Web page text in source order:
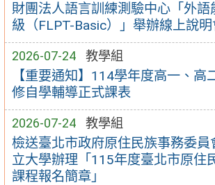
財團法人語言訓練測驗中心「外
級（FLPT-Basic）」舉辦線上說明
2026-07-24 教學組
【重要通知】114學年度高一、高
修自學輔導正式課表
2026-07-24 教學組
檢送臺北市政府原住民族事務委員
立大學辦理「115年度臺北市原住
課程報名簡章」